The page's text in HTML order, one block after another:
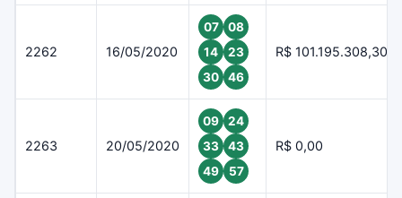
2262 16/05/2020
07
08
14
23
30
46
R$ 101.195.308,30
2263 20/05/2020
09
24
33
43
49
57
R$ 0,00